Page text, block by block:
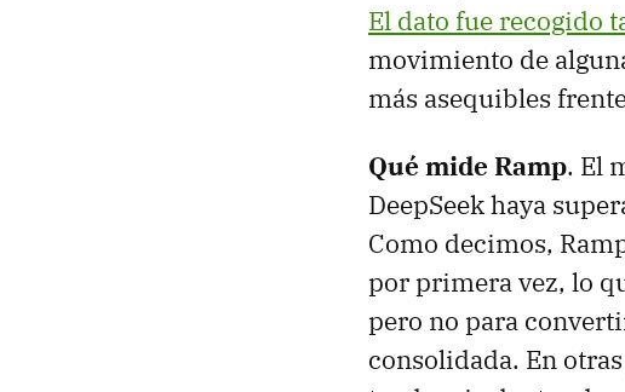
El dato fue recogido
movimiento de
más asequibles
Qué mide Ramp. El
DeepSeek haya
Como decimos,
por primera vez, lo
pero no para
consolidada. En